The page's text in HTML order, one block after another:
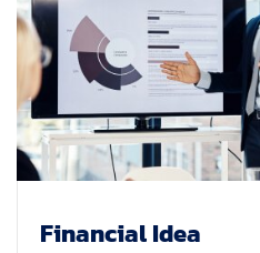
Financial Idea